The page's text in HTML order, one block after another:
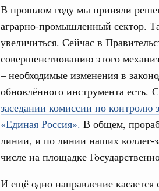
В прошлом году мы приняли
аграрно-промышленный сектор.
увеличиться. Сейчас в
совершенствованию этого
– необходимые изменения в
обновлённого инструмента есть.
заседании комиссии по
«Единая Россия». В общем,
линии, и по линии наших коллег-
числе на площадке
И ещё одно направление
Показать еще